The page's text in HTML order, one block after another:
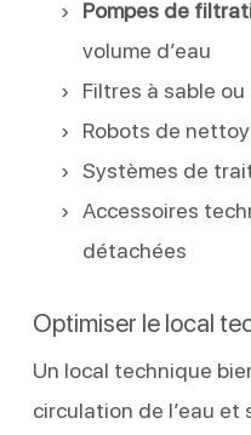
Pompes de
volume d’eau
Filtres à sable
Robots de
Systèmes de
Accessoires
détachées
Optimiser le local
Un local technique
circulation de l’eau